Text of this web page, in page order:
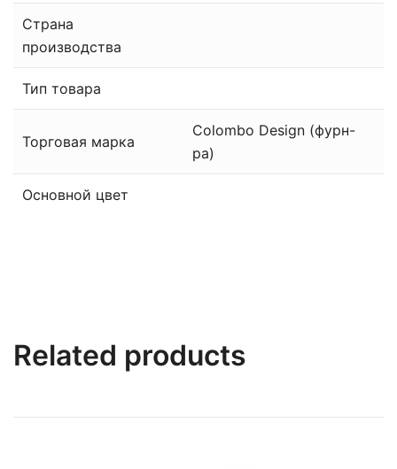
Страна
производства
Тип товара
Торговая марка
Colombo Design (фурн-
ра)
Основной цвет
Related products